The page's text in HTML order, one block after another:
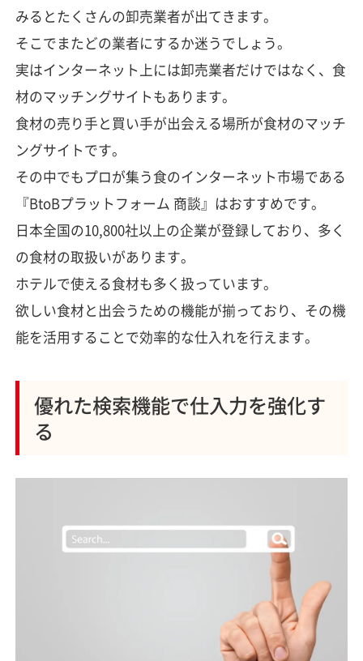
みるとたくさんの卸売業者が出てきます。
そこでまたどの業者にするか迷うでしょう。
実はインターネット上には卸売業者だけではなく、食
材のマッチングサイトもあります。
食材の売り手と買い手が出会える場所が食材のマッチ
ングサイトです。
その中でもプロが集う食のインターネット市場である
『BtoBプラットフォーム 商談』はおすすめです。
日本全国の10,800社以上の企業が登録しており、多く
の食材の取扱いがあります。
ホテルで使える食材も多く扱っています。
欲しい食材と出会うための機能が揃っており、その機
能を活用することで効率的な仕入れを行えます。
優れた検索機能で仕入力を強化す
る